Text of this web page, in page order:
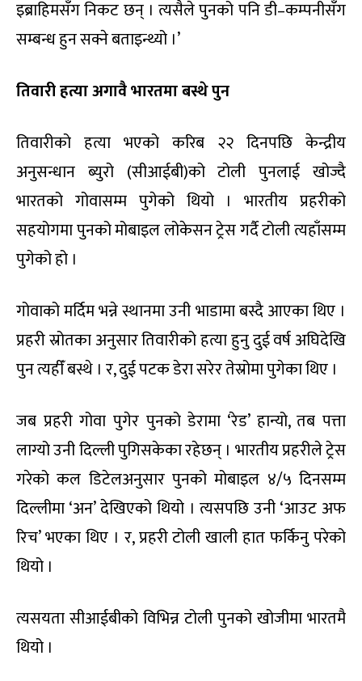
इब्राहिमसँग निकट छन् । त्यसैले पुनको पनि डी–कम्पनीसँग
सम्बन्ध हुन सक्ने बताइन्थ्यो ।’
तिवारी हत्या अगावै भारतमा बस्थे पुन
तिवारीको हत्या भएको करिब २२ दिनपछि केन्द्रीय
अनुसन्धान ब्युरो (सीआईबी)को टोली पुनलाई खोज्दै
भारतको गोवासम्म पुगेको थियो । भारतीय प्रहरीको
सहयोगमा पुनको मोबाइल लोकेसन ट्रेस गर्दै टोली त्यहाँसम्म
पुगेको हो ।
गोवाको मर्दिम भन्ने स्थानमा उनी भाडामा बस्दै आएका थिए ।
प्रहरी स्रोतका अनुसार तिवारीको हत्या हुनु दुई वर्ष अघिदेखि
पुन त्यहीँ बस्थे । र, दुई पटक डेरा सरेर तेस्रोमा पुगेका थिए ।
जब प्रहरी गोवा पुगेर पुनको डेरामा ‘रेड’ हान्यो, तब पत्ता
लाग्यो उनी दिल्ली पुगिसकेका रहेछन् । भारतीय प्रहरीले ट्रेस
गरेको कल डिटेलअनुसार पुनको मोबाइल ४/५ दिनसम्म
दिल्लीमा ‘अन’ देखिएको थियो । त्यसपछि उनी ‘आउट अफ
रिच’ भएका थिए । र, प्रहरी टोली खाली हात फर्किनु प‍रेको
थियो ।
त्यसयता सीआईबीको विभिन्न टोली पुनको खोजीमा भारतमै
थियो ।